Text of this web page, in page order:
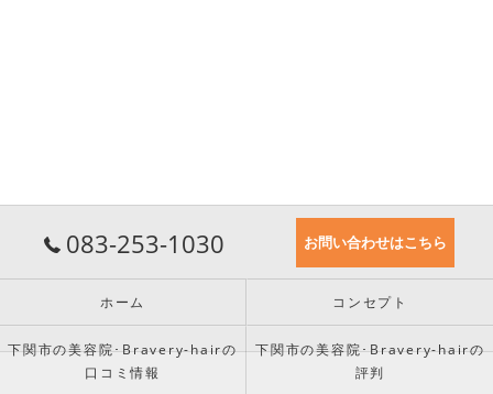
083-253-1030 お問い合わせはこちら
ホーム コンセプト
下関市の美容院･Bravery-hairの
口コミ情報
下関市の美容院･Bravery-hairの
評判